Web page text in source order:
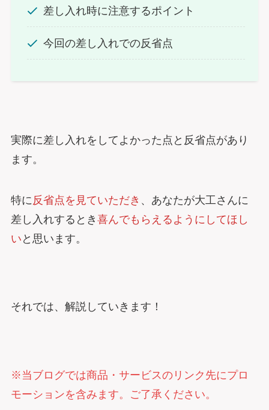
差し入れ時に注意するポイント
今回の差し入れでの反省点
実際に差し入れをしてよかった点と反省点があり
ます。
特に 反省点を見ていただき 、あなたが大工さんに
差し入れするとき 喜んでもらえるようにしてほし
い と思います。
それでは、解説していきます！
※当ブログでは商品・サービスのリンク先にプロ
モーションを含みます。ご了承ください。